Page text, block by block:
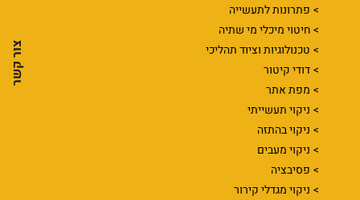
צור קשר
פתרונות לתעשייה
חיטוי מיכלי מי שתיה
טכנולוגיות וציוד תהליכי
דודי קיטור
מפת אתר
ניקוי תעשייתי
ניקוי בהתזה
ניקוי מעבים
פסיבציה
ניקוי מגדלי קירור